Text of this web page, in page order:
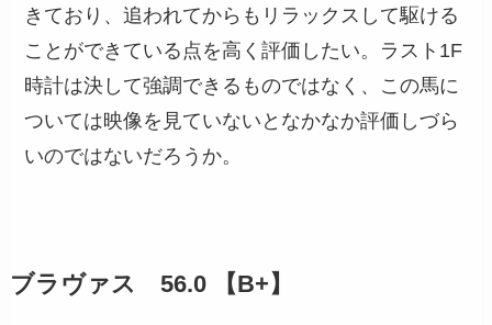
きており、追われてからもリラックスして駆ける
ことができている点を高く評価したい。ラスト1F
時計は決して強調できるものではなく、この馬に
ついては映像を見ていないとなかなか評価しづら
いのではないだろうか。
ブラヴァス 56.0 【B+】